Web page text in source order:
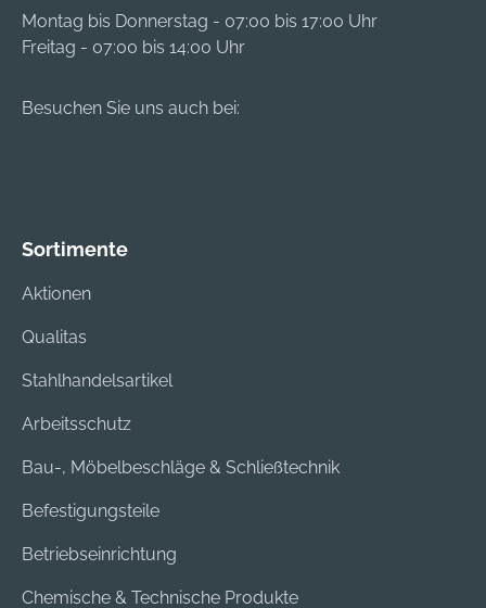
Montag bis Donnerstag - 07:00 bis 17:00 Uhr
Freitag - 07:00 bis 14:00 Uhr
Besuchen Sie uns auch bei:
Sortimente
Aktionen
Qualitas
Stahlhandelsartikel
Arbeitsschutz
Bau-, Möbelbeschläge & Schließtechnik
Befestigungsteile
Betriebseinrichtung
Chemische & Technische Produkte